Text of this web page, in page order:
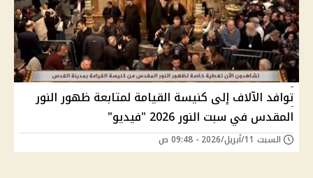
توافد الآلاف إلى كنيسة القيامة لمتابعة ظهور النور
المقدس في سبت النور 2026 "فيديو"
السبت 11/أبريل/2026 - 09:48 ص